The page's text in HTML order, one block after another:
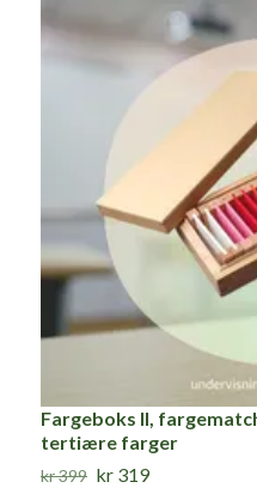
Fargeboks II,
tertiære farger
kr 399 kr 319